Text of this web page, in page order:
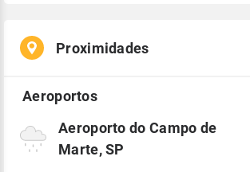
Proximidades
Aeroporto do Campo de
Marte, SP